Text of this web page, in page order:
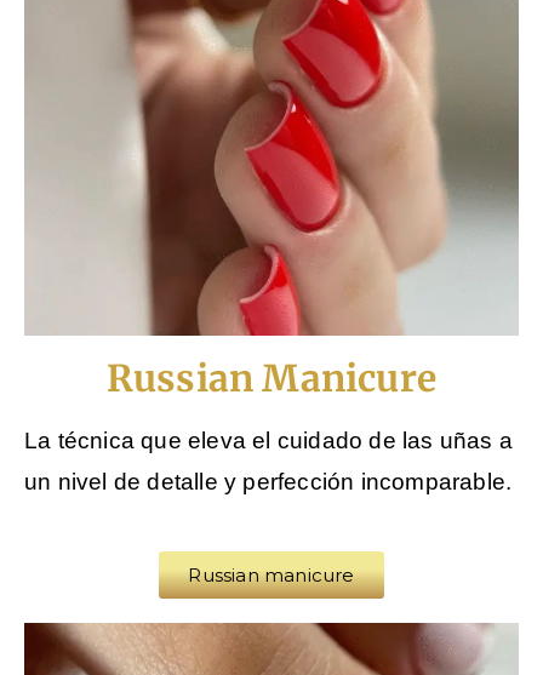
Russian Manicure
La técnica que eleva el cuidado de las uñas a
un nivel de detalle y perfección incomparable.
Russian manicure